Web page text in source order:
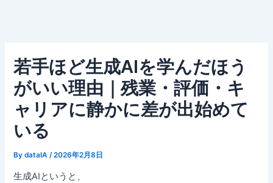
若手ほど生成AIを学んだほう
がいい理由｜残業・評価・キ
ャリアに静かに差が出始めて
いる
BydataIA/2026年2月8日
生成AIというと、